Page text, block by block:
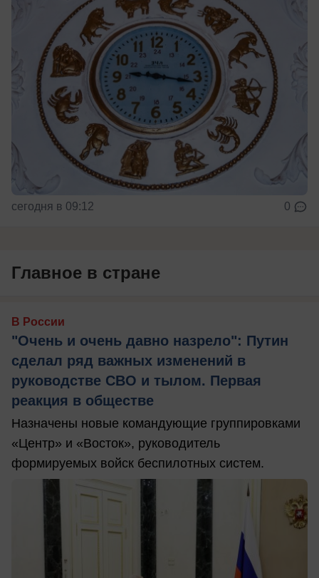
сегодня в 09:12 0
Главное в стране
В России
"Очень и очень давно назрело": Путин
сделал ряд важных изменений в
руководстве СВО и тылом. Первая
реакция в обществе
Назначены новые командующие группировками
«Центр» и «Восток», руководитель
формируемых войск беспилотных систем.